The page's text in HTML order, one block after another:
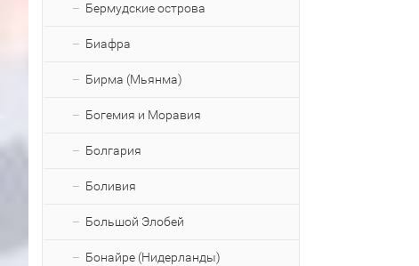
Бермудские острова
Биафра
Бирма (Мьянма)
Богемия и Моравия
Болгария
Боливия
Большой Элобей
Бонайре (Нидерланды)